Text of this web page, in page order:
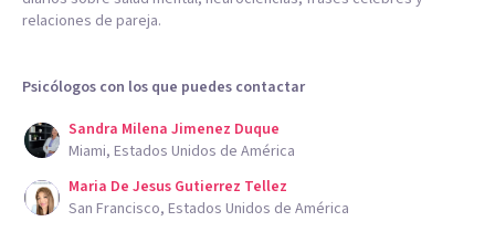
relaciones de pareja.
Psicólogos con los que puedes contactar
Sandra Milena Jimenez Duque
Miami, Estados Unidos de América
Maria De Jesus Gutierrez Tellez
San Francisco, Estados Unidos de América